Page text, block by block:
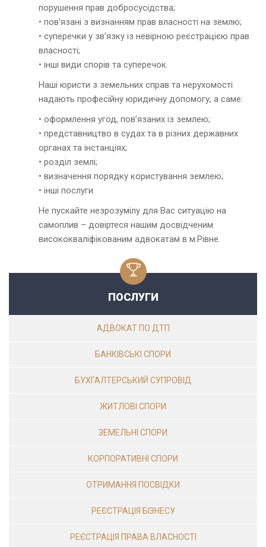
порушення прав добросусідства;
• пов’язані з визнанням прав власності на землю;
• суперечки у зв’язку із невірною реєстрацією прав
власності;
• інші види спорів та суперечок.
Наші юристи з земельних справ та нерухомості
надають професійну юридичну допомогу, а саме:
• оформлення угод, пов’язаних із землею;
• представництво в судах та в різних державних
органах та інстанціях;
• розділ землі;
• визначення порядку користування землею;
• інші послуги.
Не пускайте незрозумілу для Вас ситуацію на
самоплив – довіртеся нашим досвідченим
висококваліфікованим адвокатам в м.Рівне.
ПОСЛУГИ
АДВОКАТ ПО ДТП
БАНКІВСЬКІ СПОРИ
БУХГАЛТЕРСЬКИЙ СУПРОВІД
ЖИТЛОВІ СПОРИ
ЗЕМЕЛЬНІ СПОРИ
КОРПОРАТИВНІ СПОРИ
ОТРИМАННЯ ПОСВІДКИ
РЕЄСТРАЦІЯ БІЗНЕСУ
РЕЄСТРАЦІЯ ПРАВА ВЛАСНОСТІ